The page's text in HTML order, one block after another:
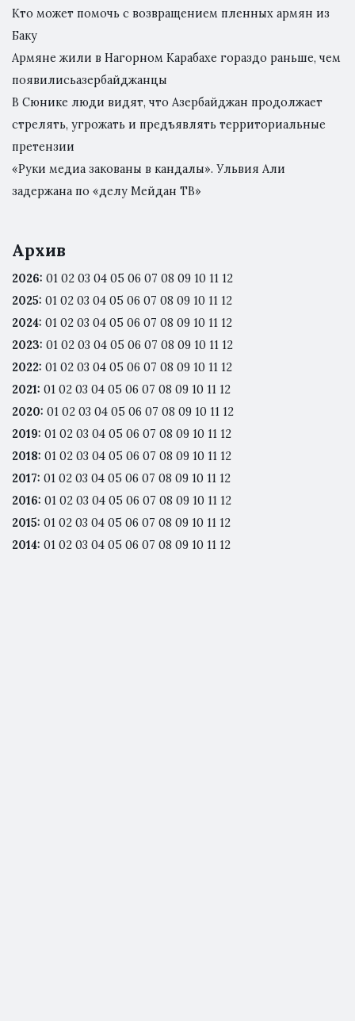
Кто может помочь с возвращением пленных армян из
Баку
Армяне жили в Нагорном Карабахе гораздо раньше, чем
появилисьазербайджанцы
В Сюнике люди видят, что Азербайджан продолжает
стрелять, угрожать и предъявлять территориальные
претензии
«Руки медиа закованы в кандалы». Ульвия Али
задержана по «делу Мейдан ТВ»
Архив
2026: 01 02 03 04 05 06 07 08 09 10 11 12
2025: 01 02 03 04 05 06 07 08 09 10 11 12
2024: 01 02 03 04 05 06 07 08 09 10 11 12
2023: 01 02 03 04 05 06 07 08 09 10 11 12
2022: 01 02 03 04 05 06 07 08 09 10 11 12
2021: 01 02 03 04 05 06 07 08 09 10 11 12
2020: 01 02 03 04 05 06 07 08 09 10 11 12
2019: 01 02 03 04 05 06 07 08 09 10 11 12
2018: 01 02 03 04 05 06 07 08 09 10 11 12
2017: 01 02 03 04 05 06 07 08 09 10 11 12
2016: 01 02 03 04 05 06 07 08 09 10 11 12
2015: 01 02 03 04 05 06 07 08 09 10 11 12
2014: 01 02 03 04 05 06 07 08 09 10 11 12